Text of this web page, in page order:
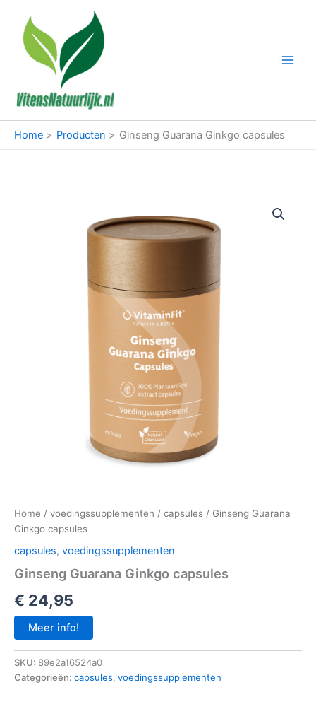
inhoud
Home Producten Ginseng Guarana Ginkgo capsules
Home / voedingssupplementen / capsules / Ginseng Guarana
Ginkgo capsules
capsules, voedingssupplementen
Ginseng Guarana Ginkgo capsules
€ 24,95
Meer info!
SKU: 89e2a16524a0
Categorieën: capsules, voedingssupplementen